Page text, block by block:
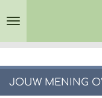
naar
hoofdinhoud
JOUW MENING